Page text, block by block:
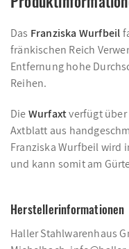
Das Franziska Wurfbeil
fränkischen Reich
Entfernung hohe
Reihen.
DieWurfaxtverfügt
Axtblatt aus
Franziska Wurfbeil wird
und kann somit am
Herstellerinformationen
Haller Stahlwarenhaus